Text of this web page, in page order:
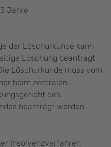
Jahre
der Löschurkunde kann
Löschung beantragt
Löschurkunde muss vom
beim zentralen
des
beantragt werden.
Insolvenzverfahren